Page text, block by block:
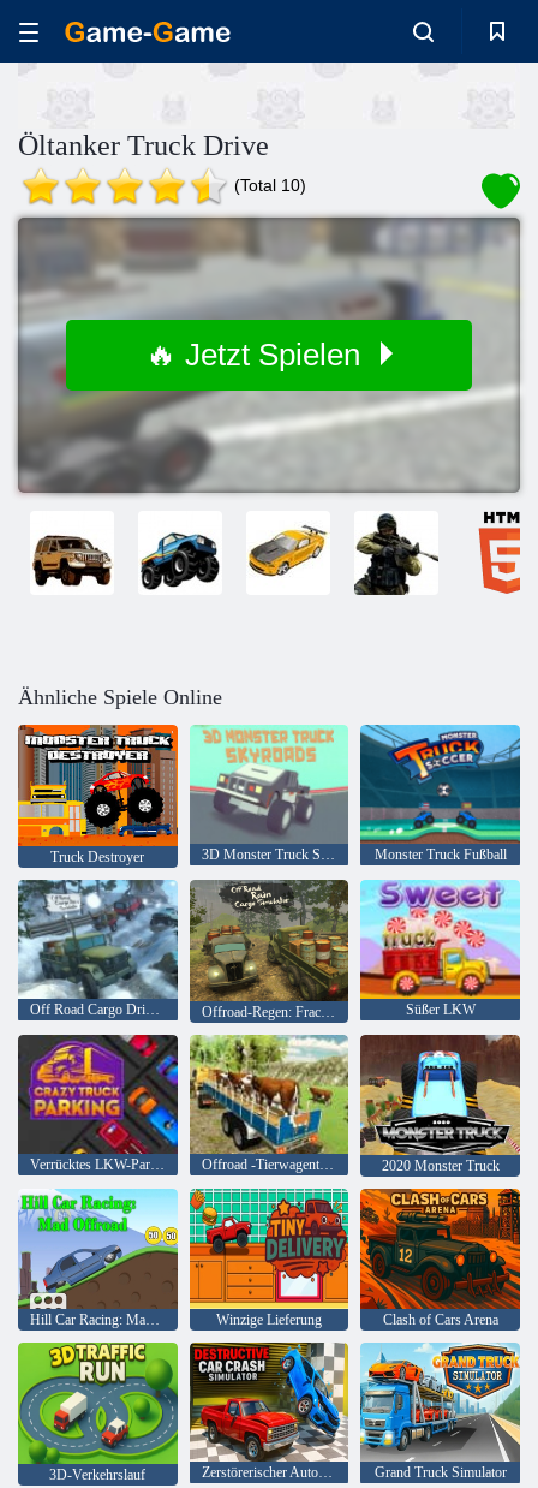
Öltanker Truck Drive
(Total 10)
🔥 Jetzt Spielen
Ähnliche Spiele Online
Truck Destroyer 3D Monster Truck Skyroads Monster Truck Fußball
Off Road Cargo Drive-Simulator Offroad-Regen: Fracht-Simulator Süßer LKW
Verrücktes LKW-Parken Offroad -Tierwagentransport 2020 Monster Truck
Hill Car Racing: Mad Offroad Winzige Lieferung Clash of Cars Arena
3D-Verkehrslauf Zerstörerischer Autounfallsimulator Grand Truck Simulator